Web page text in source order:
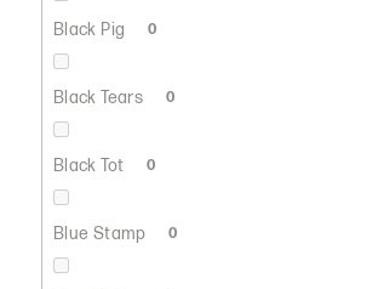
Black Pig 0
Black Tears 0
Black Tot 0
Blue Stamp 0